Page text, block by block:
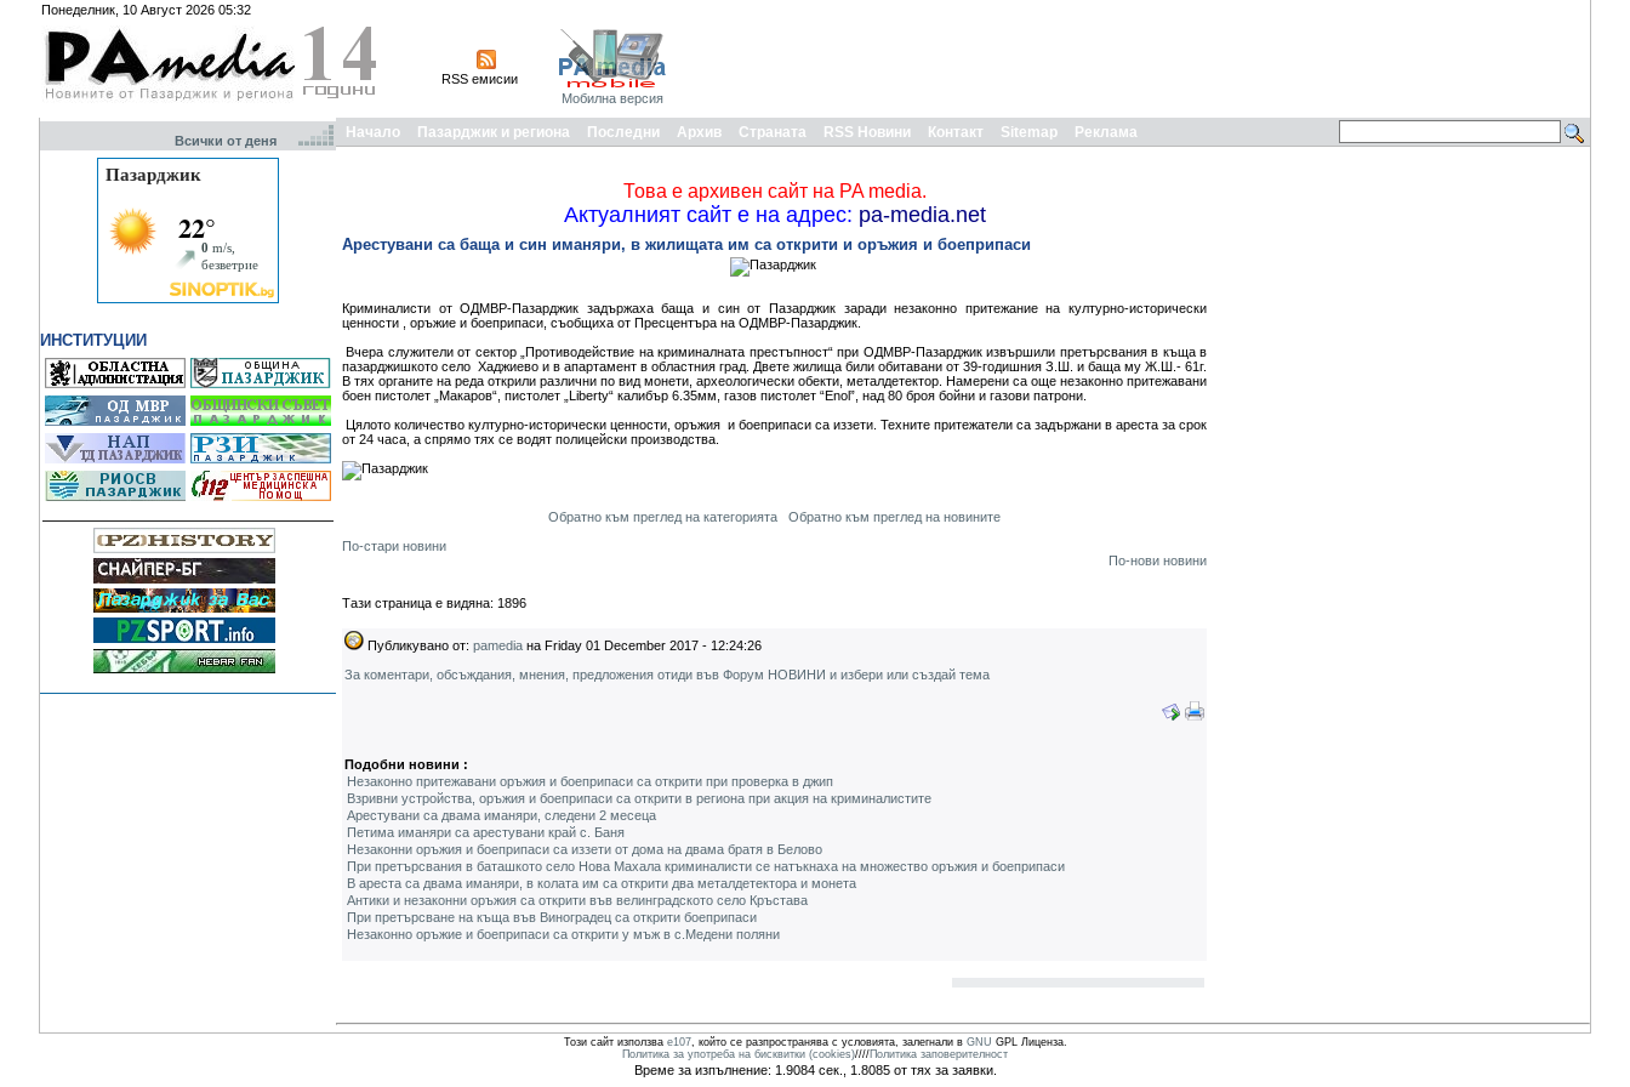
Понеделник, 10 Август 2026 05:32
RSS емисии
Мобилна версия
Всички от деня
ИНСТИТУЦИИ
Начало Пазарджик и региона Последни Архив Страната RSS Новини Контакт Sitemap Реклама
Това е архивен сайт на PA media.
Актуалният сайт е на адрес: pa-media.net
Арестувани са баща и син иманяри, в жилищата им са открити и оръжия и боеприпаси
Криминалисти от ОДМВР-Пазарджик задържаха баща и син от Пазарджик заради незаконно притежание на културно-исторически
ценности , оръжие и боеприпаси, съобщиха от Пресцентъра на ОДМВР-Пазарджик.
Вчера служители от сектор „Противодействие на криминалната престъпност“ при ОДМВР-Пазарджик извършили претърсвания в къща в
пазарджишкото село Хаджиево и в апартамент в областния град. Двете жилища били обитавани от 39-годишния З.Ш. и баща му Ж.Ш.- 61г.
В тях органите на реда открили различни по вид монети, археологически обекти, металдетектор. Намерени са още незаконно притежавани
боен пистолет „Макаров“, пистолет „Liberty“ калибър 6.35мм, газов пистолет “Enol”, над 80 броя бойни и газови патрони.
Цялото количество културно-исторически ценности, оръжия и боеприпаси са иззети. Техните притежатели са задържани в ареста за срок
от 24 часа, а спрямо тях се водят полицейски производства.
Обратно към преглед на категорията
Обратно към преглед на новините
По-стари новини
По-нови новини
Тази страница е видяна: 1896
Публикувано от: pamedia на Friday 01 December 2017 - 12:24:26
За коментари, обсъждания, мнения, предложения отиди във Форум НОВИНИ и избери или създай тема
Подобни новини :
Незаконно притежавани оръжия и боеприпаси са открити при проверка в джип
Взривни устройства, оръжия и боеприпаси са открити в региона при акция на криминалистите
Арестувани са двама иманяри, следени 2 месеца
Петима иманяри са арестувани край с. Баня
Незаконни оръжия и боеприпаси са иззети от дома на двама братя в Белово
При претърсвания в баташкото село Нова Махала криминалисти се натъкнаха на множество оръжия и боеприпаси
В ареста са двама иманяри, в колата им са открити два металдетектора и монета
Антики и незаконни оръжия са открити във велинградското село Кръстава
При претърсване на къща във Виноградец са открити боеприпаси
Незаконно оръжие и боеприпаси са открити у мъж в с.Медени поляни
Този сайт използва e107, който се разпространява с условията, залегнали в GNU GPL Лиценза.
Политика за употреба на бисквитки (cookies)////Политика заповерителност
Време за изпълнение: 1.9084 сек., 1.8085 от тях за заявки.